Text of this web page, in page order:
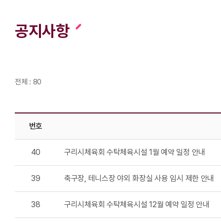
공지사항
전체 : 80
번호
40 구리시체육회 수탁체육시설 1월 예약 일정 안내
39 축구장, 테니스장 야외 화장실 사용 임시 제한 안내
38 구리시체육회 수탁체육시설 12월 예약 일정 안내